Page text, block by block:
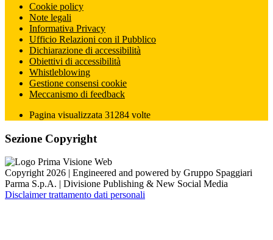
Cookie policy
Note legali
Informativa Privacy
Ufficio Relazioni con il Pubblico
Dichiarazione di accessibilità
Obiettivi di accessibilità
Whistleblowing
Gestione consensi cookie
Meccanismo di feedback
Pagina visualizzata 31284 volte
Sezione Copyright
Copyright 2026 | Engineered and powered by Gruppo Spaggiari
Parma S.p.A. | Divisione Publishing & New Social Media
Disclaimer trattamento dati personali